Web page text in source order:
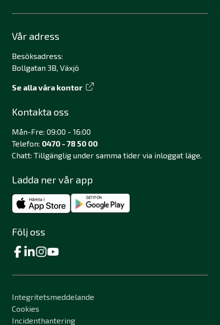
Vår adress
Besöksadress:
Bollgatan 3B, Växjö
Se alla våra kontor
Kontakta oss
Mån-Fre: 09:00 - 16:00
Telefon: 0470 - 78 50 00
Chatt: Tillgänglig under samma tider via inloggat läge.
Ladda ner vår app
Följ oss
Integritetsmeddelande
Cookies
Incidenthantering